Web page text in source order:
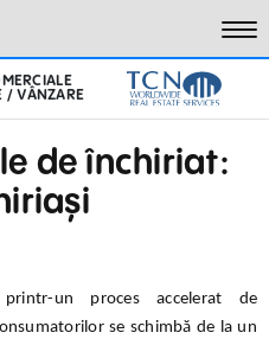
/ VÂNZARE
de închiriat:
un proces accelerat de
se schimbă de la un